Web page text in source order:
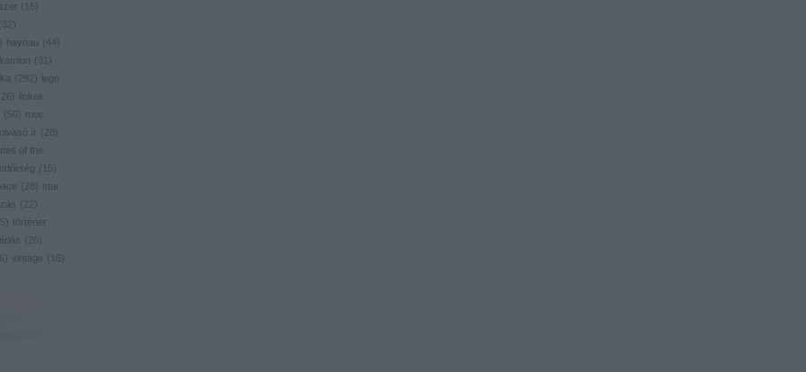
( 15)
32)
) haynau ( 44)
kamion ( 31
)
( 292)
lego
26 )
linkek
( 50) moc
olvasó ír ( 28 )
of the
( 15)
( 28 ) star
( 22)
15) történet
( 26 )
) vintage ( 16 )